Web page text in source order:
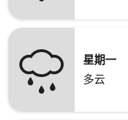
星期一
多云